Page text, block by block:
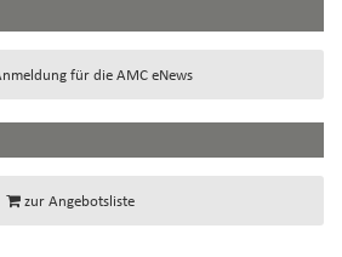
für die AMC eNews
zur Angebotsliste